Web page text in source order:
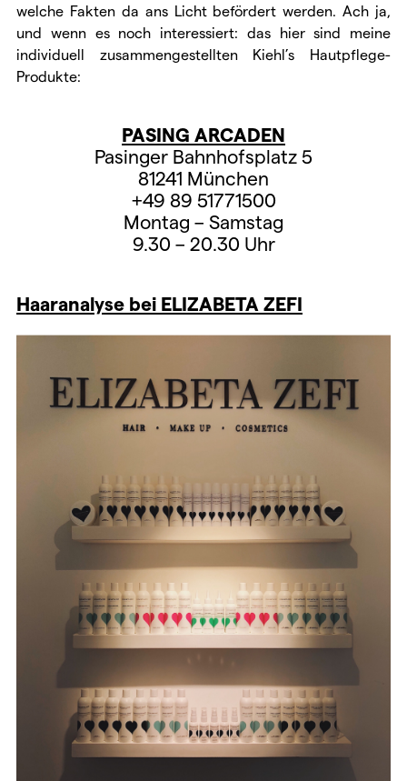
welche Fakten da ans Licht befördert werden. Ach ja,
und wenn es noch interessiert: das hier sind meine
individuell zusammengestellten Kiehl’s Hautpflege-
Produkte:
PASING ARCADEN
Pasinger Bahnhofsplatz 5
81241 München
+49 89 51771500
Montag – Samstag
9.30 – 20.30 Uhr
Haaranalyse bei ELIZABETA ZEFI